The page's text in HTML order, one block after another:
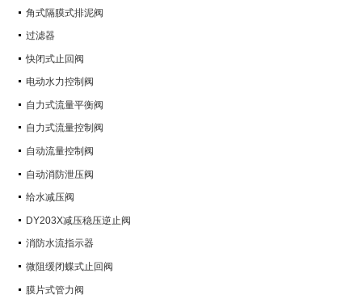
角式隔膜式排泥阀
过滤器
快闭式止回阀
电动水力控制阀
自力式流量平衡阀
自力式流量控制阀
自动流量控制阀
自动消防泄压阀
给水减压阀
DY203X减压稳压逆止阀
消防水流指示器
微阻缓闭蝶式止回阀
膜片式管力阀